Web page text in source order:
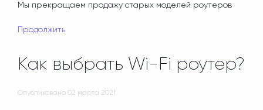
Мы прекращаем продажу старых моделей роутеров
Продолжить
Как выбрать Wi-Fi роутер?
Опубликовано 02 марта 2021 .